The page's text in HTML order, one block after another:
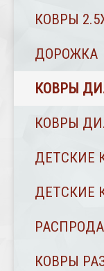
КОВРЫ
ДОРОЖКА
КОВРЫ
КОВРЫ
ДЕТСКИЕ
ДЕТСКИЕ
КОВРЫ